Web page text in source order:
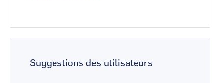
Suggestions des utilisateurs